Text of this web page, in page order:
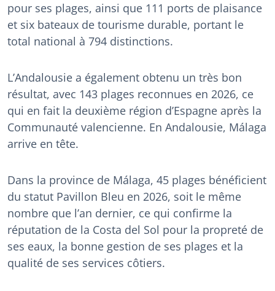
pour ses plages, ainsi que 111 ports de plaisance
et six bateaux de tourisme durable, portant le
total national à 794 distinctions.
L’Andalousie a également obtenu un très bon
résultat, avec 143 plages reconnues en 2026, ce
qui en fait la deuxième région d’Espagne après la
Communauté valencienne. En Andalousie, Málaga
arrive en tête.
Dans la province de Málaga, 45 plages bénéficient
du statut Pavillon Bleu en 2026, soit le même
nombre que l’an dernier, ce qui confirme la
réputation de la Costa del Sol pour la propreté de
ses eaux, la bonne gestion de ses plages et la
qualité de ses services côtiers.